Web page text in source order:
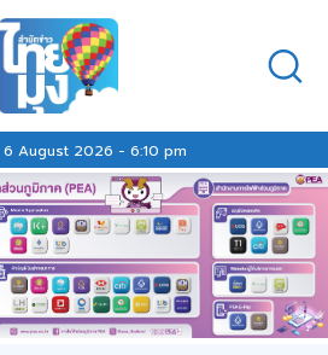
6 August 2026 - 6:10 pm